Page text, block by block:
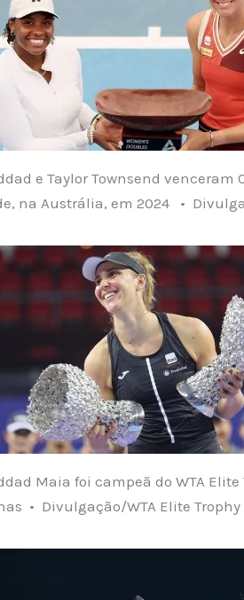
e Taylor Townsend
na Austrália, em 2024 •
Maia foi campeã do WTA
• Divulgação/WTA Elite Trophy